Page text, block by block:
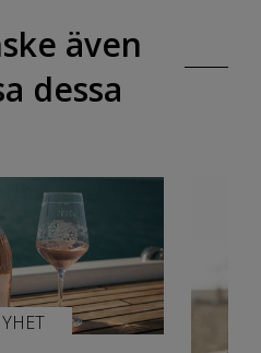
även
dessa